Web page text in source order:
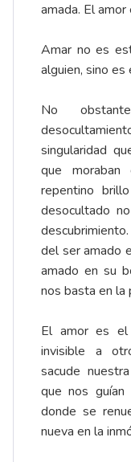
amada. El
Amar no es
alguien, sino es
No
singularidad
que moraban
repentino
desocultado
del ser amado
amado en su
nos basta en la
El amor es el
invisible a
sacude
que nos guían
donde se
nueva en la